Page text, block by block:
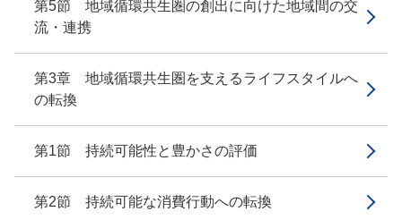
第5節 地域循環共生圏の創出に向けた地域間の交
流・連携
第3章 地域循環共生圏を支えるライフスタイルへ
の転換
第1節 持続可能性と豊かさの評価
第2節 持続可能な消費行動への転換